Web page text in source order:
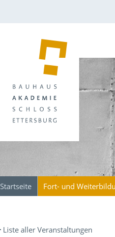
Startseite Fort- und
Liste aller Veranstaltungen